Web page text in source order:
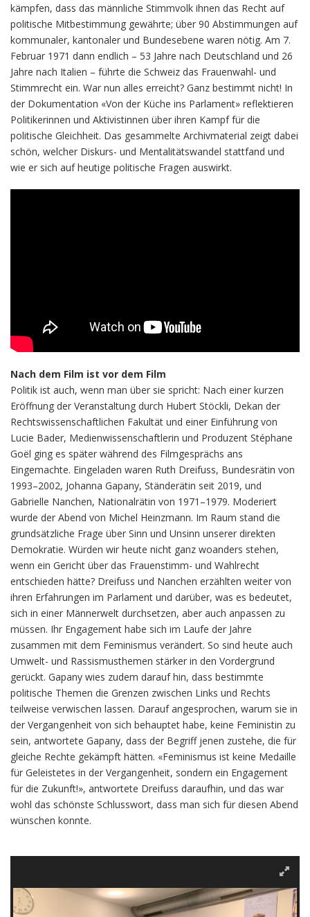
kämpfen, dass das männliche Stimmvolk ihnen das Recht auf
politische Mitbestimmung gewährte; über 90 Abstimmungen auf
kommunaler, kantonaler und Bundesebene waren nötig. Am 7.
Februar 1971 dann endlich – 53 Jahre nach Deutschland und 26
Jahre nach Italien – führte die Schweiz das Frauenwahl- und
Stimmrecht ein. War nun alles erreicht? Ganz bestimmt nicht! In
der Dokumentation «Von der Küche ins Parlament» reflektieren
Politikerinnen und Aktivistinnen über ihren Kampf für die
politische Gleichheit. Das gesammelte Archivmaterial zeigt dabei
schön, welcher Diskurs- und Mentalitätswandel stattfand und
wie er sich auf heutige politische Fragen auswirkt.
Nach dem Film ist vor dem Film
Politik ist auch, wenn man über sie spricht: Nach einer kurzen
Eröffnung der Veranstaltung durch Hubert Stöckli, Dekan der
Rechtswissenschaftlichen Fakultät und einer Einführung von
Lucie Bader, Medienwissenschaftlerin und Produzent Stéphane
Goël ging es später während des Filmgesprächs ans
Eingemachte. Eingeladen waren Ruth Dreifuss, Bundesrätin von
1993–2002, Johanna Gapany, Ständerätin seit 2019, und
Gabrielle Nanchen, Nationalrätin von 1971–1979. Moderiert
wurde der Abend von Michel Heinzmann. Im Raum stand die
grundsätzliche Frage über Sinn und Unsinn unserer direkten
Demokratie. Würden wir heute nicht ganz woanders stehen,
wenn ein Gericht über das Frauenstimm- und Wahlrecht
entschieden hätte? Dreifuss und Nanchen erzählten weiter von
ihren Erfahrungen im Parlament und darüber, was es bedeutet,
sich in einer Männerwelt durchsetzen, aber auch anpassen zu
müssen. Ihr Engagement habe sich im Laufe der Jahre
zusammen mit dem Feminismus verändert. So sind heute auch
Umwelt- und Rassismusthemen stärker in den Vordergrund
gerückt. Gapany wies zudem darauf hin, dass bestimmte
politische Themen die Grenzen zwischen Links und Rechts
teilweise verwischen lassen. Darauf angesprochen, warum sie in
der Vergangenheit von sich behauptet habe, keine Feministin zu
sein, antwortete Gapany, dass der Begriff jenen zustehe, die für
gleiche Rechte gekämpft hätten. «Feminismus ist keine Medaille
für Geleistetes in der Vergangenheit, sondern ein Engagement
für die Zukunft!», antwortete Dreifuss daraufhin, und das war
wohl das schönste Schlusswort, dass man sich für diesen Abend
wünschen konnte.